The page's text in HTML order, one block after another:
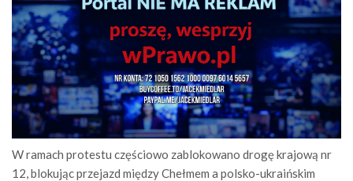
W ramach protestu częściowo zablokowano drogę krajową nr
12, blokując przejazd między Chełmem a polsko-ukraińskim